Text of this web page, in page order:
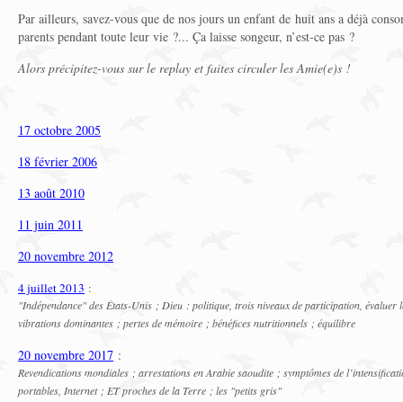
Par ailleurs, savez-vous que de nos jours un enfant de huit ans a déjà
parents pendant toute leur vie ?... Ça laisse songeur, n’est-ce pas ?
Alors précipitez-vous sur le replay et faites circuler les Amie(e)s !
17 octobre 2005
18 février 2006
13 août 2010
11 juin 2011
20 novembre 2012
4 juillet 2013 :
"Indépendance" des États-Unis ; Dieu : politique, trois niveaux de participation, évaluer
vibrations dominantes ; pertes de mémoire ; bénéfices nutritionnels ; équilibre
20 novembre 2017 :
Revendications mondiales ; arrestations en Arabie saoudite ; symptômes de
portables, Internet ; ET proches de la Terre ; les "petits gris"